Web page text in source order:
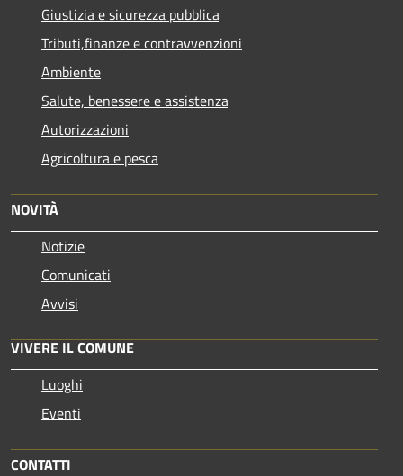
Giustizia e sicurezza pubblica
Tributi,finanze e contravvenzioni
Ambiente
Salute, benessere e assistenza
Autorizzazioni
Agricoltura e pesca
NOVITÀ
Notizie
Comunicati
Avvisi
VIVERE IL COMUNE
Luoghi
Eventi
CONTATTI